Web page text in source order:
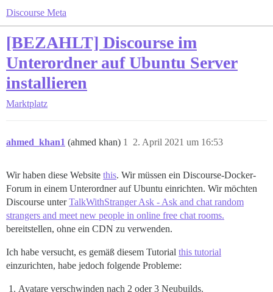
Discourse Meta
[BEZAHLT] Discourse im
Unterordner auf Ubuntu Server
installieren
Marktplatz
ahmed_khan1 (ahmed khan) 2. April 2021 um 16:53
1
Wir haben diese Website this. Wir müssen ein Discourse-Docker-
Forum in einem Unterordner auf Ubuntu einrichten. Wir möchten
Discourse unterTalkWithStranger Ask - Ask and chat random
strangers and meet new people in online free chat rooms.
bereitstellen, ohne ein CDN zu verwenden.
Ich habe versucht, es gemäß diesem Tutorial this tutorial
einzurichten, habe jedoch folgende Probleme:
Avatare verschwinden nach 2 oder 3 Neubuilds.